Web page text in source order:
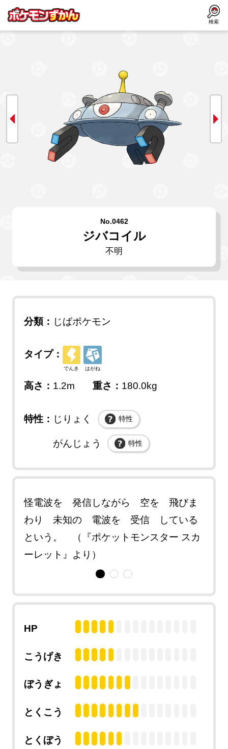
検索
No.0462
ジバコイル
不明
分類： じばポケモン
タイプ：
でんき はがね
高さ： 1.2m 重さ： 180.0kg
特性： じりょく 特性
がんじょう 特性
怪電波を 発信しながら 空を 飛びま
わり 未知の 電波を 受信 している
という。 （『ポケットモンスター スカ
ーレット』より）
HP
こうげき
ぼうぎょ
とくこう
とくぼう